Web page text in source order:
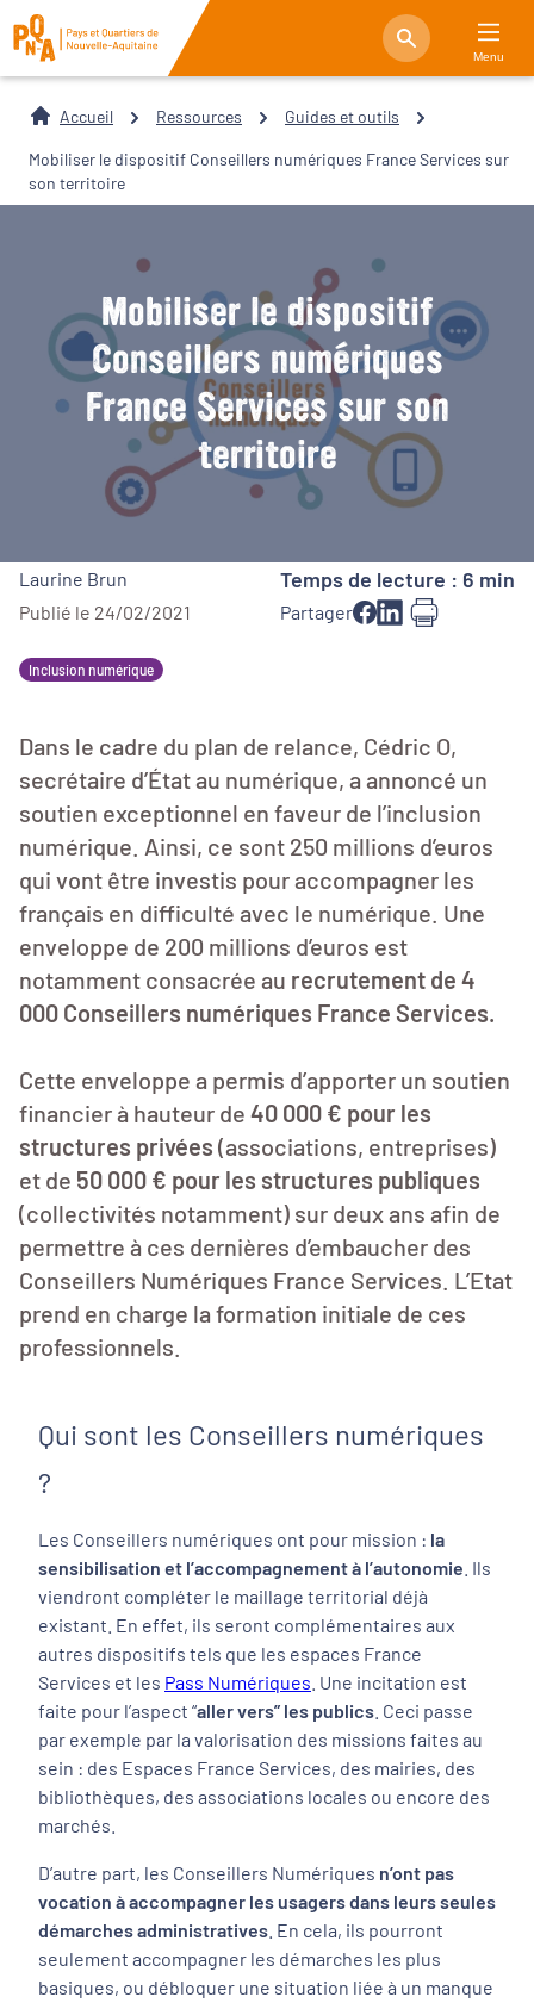
Menu
Accueil Ressources Guides et outils
Mobiliser le dispositif Conseillers numériques France Services sur
son territoire
Mobiliser le dispositif
Conseillers numériques
France Services sur son
territoire
Laurine Brun
Publié le 24/02/2021
Temps de lecture : 6 min
Partager
Inclusion numérique
Dans le cadre du plan de relance, Cédric O,
secrétaire d’État au numérique, a annoncé un
soutien exceptionnel en faveur de l’inclusion
numérique. Ainsi, ce sont 250 millions d’euros
qui vont être investis pour accompagner les
français en difficulté avec le numérique. Une
enveloppe de 200 millions d’euros est
notamment consacrée au recrutement de 4
000 Conseillers numériques France Services.
Cette enveloppe a permis d’apporter un soutien
financier à hauteur de 40 000 € pour les
structures privées (associations, entreprises)
et de 50 000 € pour les structures publiques
(collectivités notamment) sur deux ans afin de
permettre à ces dernières d’embaucher des
Conseillers Numériques France Services. L’Etat
prend en charge la formation initiale de ces
professionnels.
Qui sont les Conseillers numériques
?
Les Conseillers numériques ont pour mission : la
sensibilisation et l’accompagnement à l’autonomie . Ils
viendront compléter le maillage territorial déjà
existant. En effet, ils seront complémentaires aux
autres dispositifs tels que les espaces France
Services et les Pass Numériques . Une incitation est
faite pour l’aspect “aller vers” les publics . Ceci passe
par exemple par la valorisation des missions faites au
sein : des Espaces France Services, des mairies, des
bibliothèques, des associations locales ou encore des
marchés.
D’autre part, les Conseillers Numériques n’ont pas
vocation à accompagner les usagers dans leurs seules
démarches administratives . En cela, ils pourront
seulement accompagner les démarches les plus
basiques, ou débloquer une situation liée à un manque